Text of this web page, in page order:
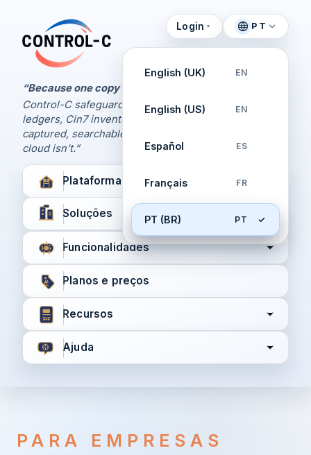
Control-C home
“Because one copy is never enough.
Control-C safeguards your Xero and QuickBooks
ledgers, Cin7 inventory, and XPM workflows,
captured, searchable, and recoverable when the
cloud isn’t.”
Login PT
English (UK) EN
English (US) EN
Español ES
Français FR
PT (BR) PT
Plataforma
Soluções
Funcionalidades
Planos e preços
Recursos
Ajuda
PARA EMPRESAS
Painel de Controle
Gerencie seus backups
pela Control-C
Criar nova conta
Privacidade